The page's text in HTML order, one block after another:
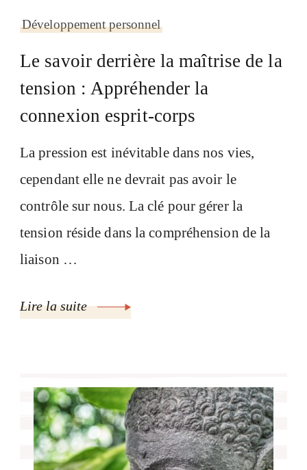
Développement personnel
Le savoir derrière la maîtrise de la
tension : Appréhender la
connexion esprit-corps
La pression est inévitable dans nos vies,
cependant elle ne devrait pas avoir le
contrôle sur nous. La clé pour gérer la
tension réside dans la compréhension de la
liaison …
Lire la suite